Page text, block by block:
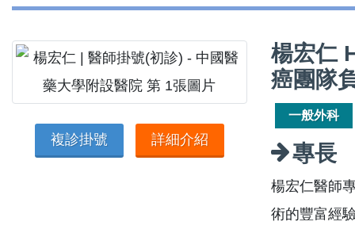
複診掛號 詳細介紹
楊宏仁
癌團隊
一般外科
專長
楊宏仁醫師
術的豐富經